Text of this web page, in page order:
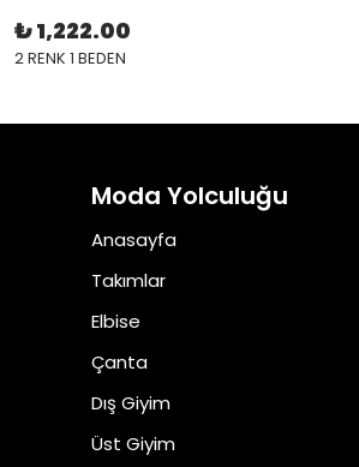
₺ 1,222.00
2 RENK 1 BEDEN
Moda Yolculuğu
Anasayfa
Takımlar
Elbise
Çanta
Dış Giyim
Üst Giyim